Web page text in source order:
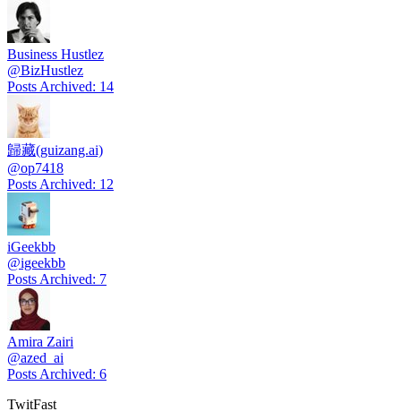
Business Hustlez
@BizHustlez
Posts Archived: 14
歸藏(guizang.ai)
@op7418
Posts Archived: 12
iGeekbb
@igeekbb
Posts Archived: 7
Amira Zairi
@azed_ai
Posts Archived: 6
TwitFast